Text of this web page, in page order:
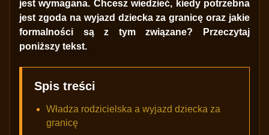
jest wymagana. Chcesz wiedzieć, kiedy potrzebna
jest zgoda na wyjazd dziecka za granicę oraz jakie
formalności są z tym związane? Przeczytaj
poniższy tekst.
Spis treści
Władza rodzicielska a wyjazd dziecka za
granicę